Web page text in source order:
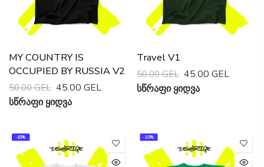
MY COUNTRY IS
OCCUPIED BY RUSSIA V2
50.00 GEL 45.00 GEL
Სწრაფი Ყიდვა
Travel V1
50.00 GEL 45.00 GEL
Სწრაფი Ყიდვა
-10% -10%